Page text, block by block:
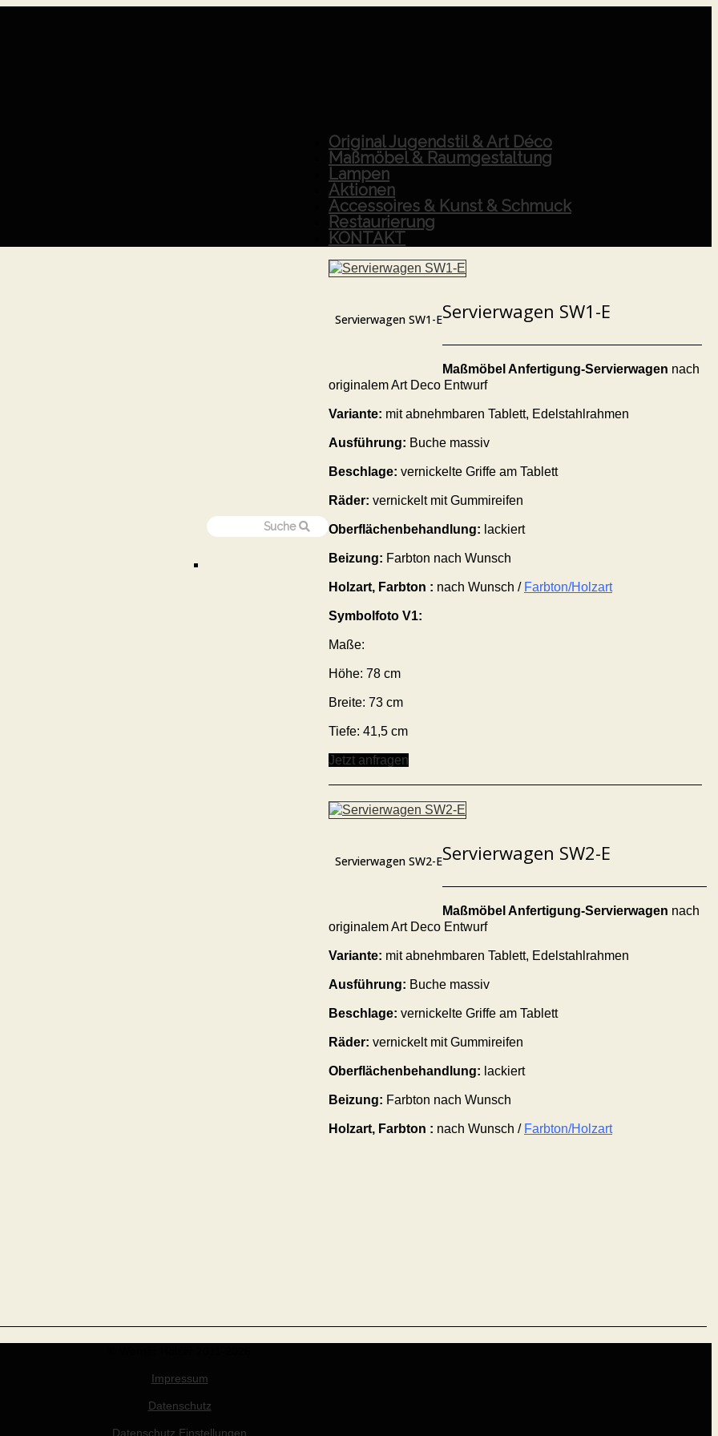
Original Jugendstil & Art Déco
Maßmöbel & Raumgestaltung
Lampen
Aktionen
Accessoires & Kunst & Schmuck
Restaurierung
KONTAKT
Servierwagen SW1-EServierwagen SW1-E
Maßmöbel Anfertigung-Servierwagen nach
originalem Art Deco Entwurf
Variante: mit abnehmbaren Tablett, Edelstahlrahmen
Ausführung: Buche massiv
Beschlage: vernickelte Griffe am Tablett
Räder: vernickelt mit Gummireifen
Oberflächenbehandlung: lackiert
Beizung: Farbton nach Wunsch
Holzart, Farbton : nach Wunsch / Farbton/Holzart
Symbolfoto V1:
Maße:
Höhe: 78 cm
Breite: 73 cm
Tiefe: 41,5 cm
Jetzt anfragen
Servierwagen SW2-EServierwagen SW2-E
Maßmöbel Anfertigung-Servierwagen nach
originalem Art Deco Entwurf
Variante: mit abnehmbaren Tablett, Edelstahlrahmen
Ausführung: Buche massiv
Beschlage: vernickelte Griffe am Tablett
Räder: vernickelt mit Gummireifen
Oberflächenbehandlung: lackiert
Beizung: Farbton nach Wunsch
Holzart, Farbton : nach Wunsch / Farbton/Holzart
Impressum
Datenschutz
Datenschutz Einstellungen